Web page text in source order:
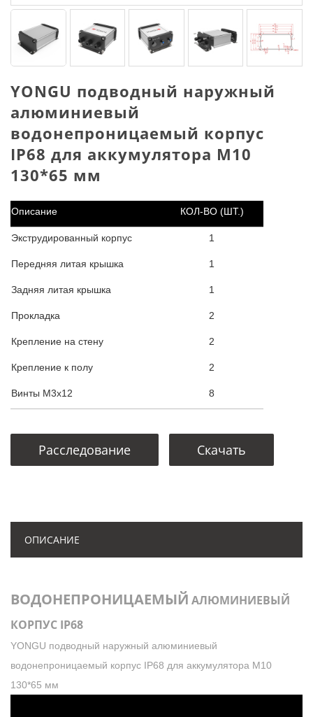
YONGU подводный наружный
алюминиевый
водонепроницаемый корпус
IP68 для аккумулятора M10
130*65 мм
Описание КОЛ-ВО (ШТ.)
Экструдированный корпус 1
Передняя литая крышка 1
Задняя литая крышка 1
Прокладка 2
Крепление на стену 2
Крепление к полу 2
Винты М3х12 8
Расследование Скачать
ОПИСАНИЕ
ВОДОНЕПРОНИЦАЕМЫЙ АЛЮМИНИЕВЫЙ
КОРПУС IP68
YONGU подводный наружный алюминиевый
водонепроницаемый корпус IP68 для аккумулятора M10
130*65 мм